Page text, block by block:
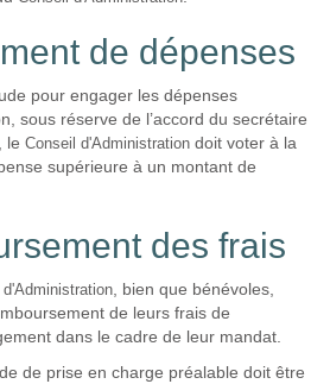
de dépenses
pour engager les dépenses
sous réserve de l’accord du secrétaire
le Conseil d'Administration doit voter à la
supérieure à un montant de
des frais
, bien que bénévoles,
de leurs frais de
dans le cadre de leur mandat.
de prise en charge préalable doit être